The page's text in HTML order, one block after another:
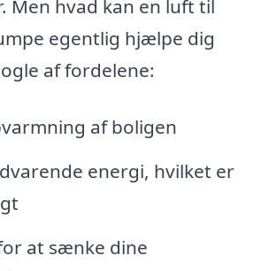
Men hvad kan en luft til
egentlig hjælpe dig
af fordelene:
af boligen
energi, hvilket er
at sænke dine